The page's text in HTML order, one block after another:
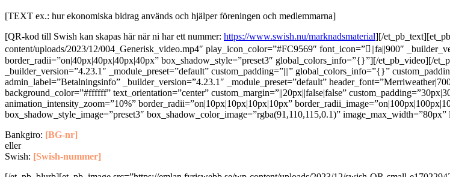
[TEXT ex.: hur ekonomiska bidrag används och hjälper föreningen och medlemmarna]
[QR-kod till Swish kan skapas här när ni har ett nummer: https://www.swish.nu/marknadsmaterial][/
content/uploads/2023/12/004_Generisk_video.mp4″ play_icon_color=”#FC9569″ font_icon=”||fa||900″
border_radii=”on|40px|40px|40px|40px” box_shadow_style=”preset3″ global_colors_info=”{}”][/et_pb_video][/
_builder_version=”4.23.1″ _module_preset=”default” custom_padding=”|||” global_colors_info=”{}”
admin_label=”Betalningsinfo” _builder_version=”4.23.1″ _module_preset=”default”
background_color=”#ffffff” text_orientation=”center” custom_margin=”||20px||false|false”
animation_intensity_zoom=”10%” border_radii=”on|10px|10px|10px|10px”
box_shadow_style_image=”preset3″ box_shadow_color_image=”rgba(91,110,115,0.1)”
Bankgiro: [BG-nr]
eller
Swish: [Swish-nummer]